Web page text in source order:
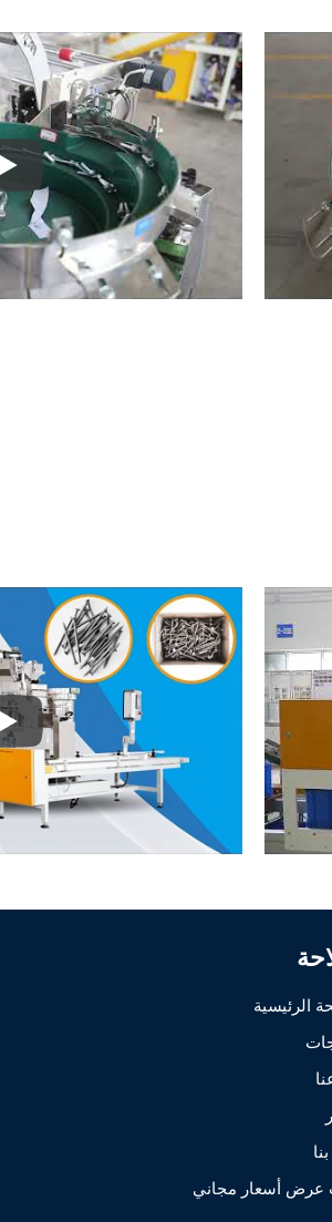
الرئيسية
عرض أسعار مجاني